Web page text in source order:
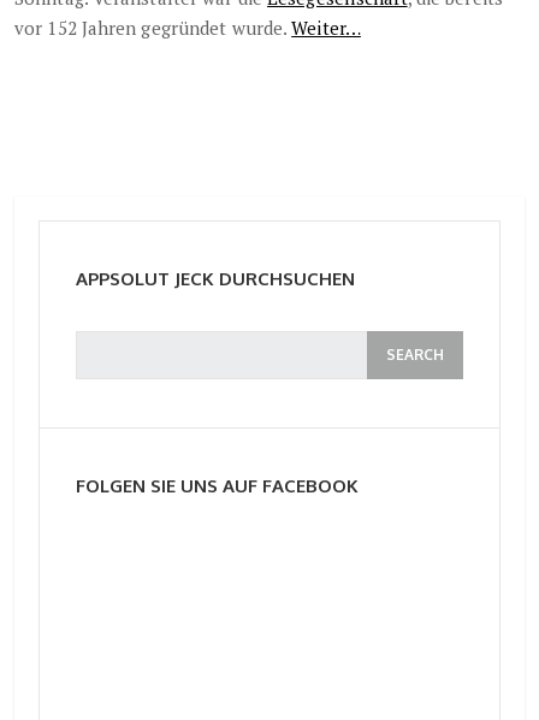
vor 152 Jahren gegründet wurde.Weiter…
APPSOLUT JECK DURCHSUCHEN
FOLGEN SIE UNS AUF FACEBOOK